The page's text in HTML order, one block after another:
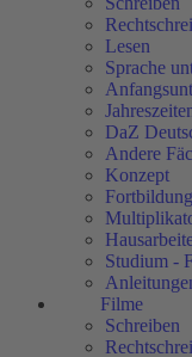
Lesen
Sprache
DaZ
Andere
Konzept
Studium -
Filme
Schreiben